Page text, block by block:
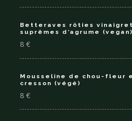
Betteraves rôties
suprêmes d’agrume (vegan)
8 €
Mousseline de chou-fleur
cresson (végé)
8 €